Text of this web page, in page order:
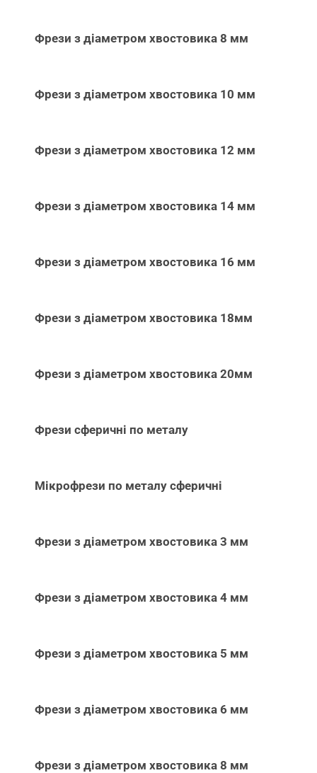
Фрези з діаметром хвостовика 8 мм
Фрези з діаметром хвостовика 10 мм
Фрези з діаметром хвостовика 12 мм
Фрези з діаметром хвостовика 14 мм
Фрези з діаметром хвостовика 16 мм
Фрези з діаметром хвостовика 18мм
Фрези з діаметром хвостовика 20мм
Фрези сферичні по металу
Мікрофрези по металу сферичні
Фрези з діаметром хвостовика 3 мм
Фрези з діаметром хвостовика 4 мм
Фрези з діаметром хвостовика 5 мм
Фрези з діаметром хвостовика 6 мм
Фрези з діаметром хвостовика 8 мм